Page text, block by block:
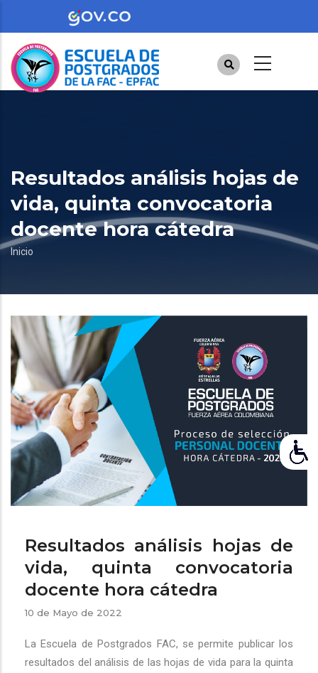
contenido
principal
Resultados análisis hojas de
vida, quinta convocatoria
docente hora cátedra
Sobrescribir
de
ayuda
a
la
navegación
Inicio
Resultados análisis hojas de
vida, quinta convocatoria
docente hora cátedra
10 de Mayo de 2022
La Escuela de Postgrados FAC, se permite publicar los
resultados del análisis de las hojas de vida para la quinta